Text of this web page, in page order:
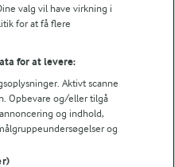
valg vil have virkning i
for at få flere
for at levere:
Aktivt scanne
Opbevare og/eller tilgå
og indhold,
og